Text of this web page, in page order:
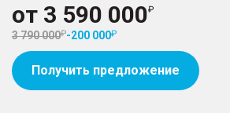
от 3 590 000
3 790 000 -200 000
Получить предложение